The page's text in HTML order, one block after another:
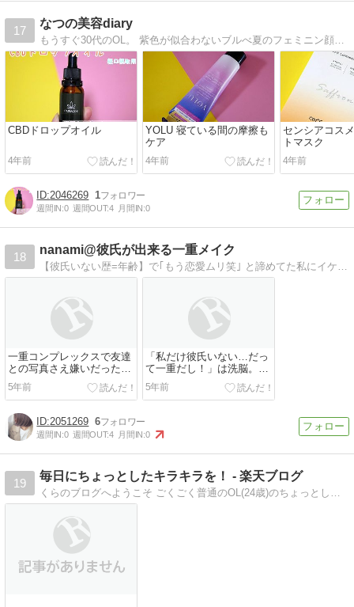
17
なつの美容diary
もうすぐ30代のOL。 紫色が似合わないブルべ夏のフェミニン顔。 コスメが好きで色々と使ったりしています。基本的に自分の顔が大嫌いなので少しでも納得できる姿になるべく色々とあがいていこうと思います。
CBDドロップオイル
4年前
YOLU 寝ている間の摩擦も
ケア
4年前
センシアコス
トマスク
4年前
2046269 1
週間IN:0 週間OUT:4 月間IN:0
18
nanami@彼氏が出来る一重メイク
一重コンプレックスで友達
との写真さえ嫌いだった私
が1ヶ月で周囲から「かわ
いい」と言われ彼氏まで出
来たシンデレラストーリー
とは
5年前
「私だけ彼氏いない…だっ
て一重だし！」は洗脳。数
ヶ月で3人同時に告白され
た私のトップシークレット
を公開します。
5年前
2051269 6
週間IN:0 週間OUT:4 月間IN:0
19
毎日にちょっとしたキラキラを！ - 楽天ブログ